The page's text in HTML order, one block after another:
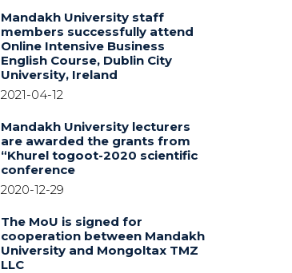
Mandakh University staff
members successfully attend
Online Intensive Business
English Course, Dublin City
University, Ireland
2021-04-12
Mandakh University lecturers
are awarded the grants from
“Khurel togoot-2020 scientific
conference
2020-12-29
The MoU is signed for
cooperation between Mandakh
University and Mongoltax TMZ
LLC